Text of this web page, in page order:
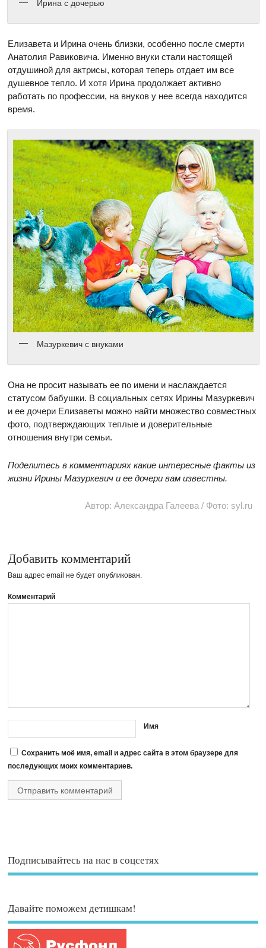
Ирина с дочерью
Елизавета и Ирина очень близки, особенно после смерти
Анатолия Равиковича. Именно внуки стали настоящей
отдушиной для актрисы, которая теперь отдает им все
душевное тепло. И хотя Ирина продолжает активно
работать по профессии, на внуков у нее всегда находится
время.
Мазуркевич с внуками
Она не просит называть ее по имени и наслаждается
статусом бабушки. В социальных сетях Ирины Мазуркевич
и ее дочери Елизаветы можно найти множество совместных
фото, подтверждающих теплые и доверительные
отношения внутри семьи.
Поделитесь в комментариях какие интересные факты из
жизни Ирины Мазуркевич и ее дочери вам известны.
Автор: Александра Галеева / Фото: syl.ru
Добавить комментарий
Ваш адрес email не будет опубликован.
Комментарий
Имя
Сохранить моё имя, email и адрес сайта в этом браузере для
последующих моих комментариев.
Подписывайтесь на нас в соцсетях
Давайте поможем детишкам!